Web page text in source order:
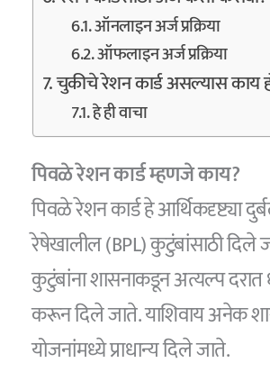
ऑनलाइन अर्ज प्रक्रिया
ऑफलाइन अर्ज प्रक्रिया
चुकीचे रेशन कार्ड असल्यास
हे ही वाचा
पिवळे रेशन कार्ड म्हणजे काय?
पिवळे रेशन कार्ड हे आर्थिकदृष्ट्या
रेषेखालील (BPL) कुटुंबांसाठी दिले
कुटुंबांना शासनाकडून अत्यल्प
करून दिले जाते. याशिवाय अनेक
योजनांमध्ये प्राधान्य दिले जाते.